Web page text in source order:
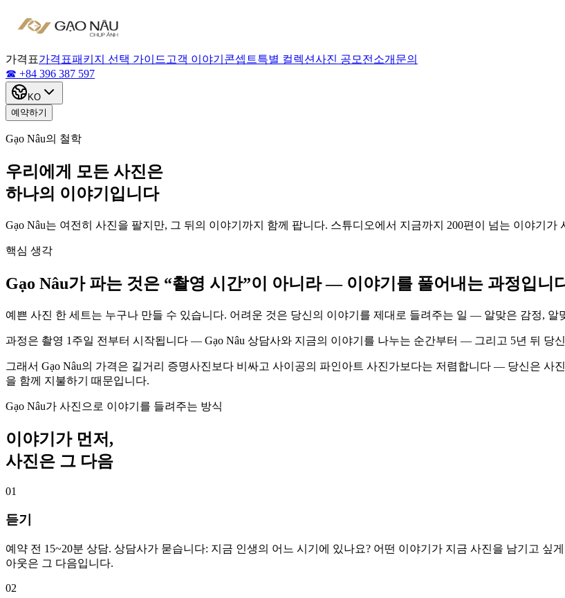
가격표가격표패키지 선택 가이드 고객 이야기 콘셉트특별 컬렉션사진 공모전 소개 문의
☎ +84 396 387 597
KO
예약하기
Gạo Nâu의 철학
우리에게 모든 사진은
하나의 이야기입니다
Gạo Nâu는 여전히 사진을 팔지만, 그 뒤의 이야기까지 함께 팝니다. 스튜디오에서 지금까지 200편이 넘는 이야기
핵심 생각
Gạo Nâu가 파는 것은 “촬영 시간”이 아니라 — 이야기를 풀어내는 과정입니
예쁜 사진 한 세트는 누구나 만들 수 있습니다. 어려운 것은 당신의 이야기를 제대로 들려주는 일 — 알맞은 감정,
과정은 촬영 1주일 전부터 시작됩니다 — Gạo Nâu 상담사와 지금의 이야기를 나누는 순간부터 — 그리고 5년 뒤 당
그래서 Gạo Nâu의 가격은 길거리 증명사진보다 비싸고 사이공의 파인아트 사진가보다는 저렴합니다 — 당신은 사
을 함께 지불하기 때문입니다.
Gạo Nâu가 사진으로 이야기를 들려주는 방식
이야기가 먼저,
사진은 그 다음
01
듣기
예약 전 15~20분 상담. 상담사가 묻습니다: 지금 인생의 어느 시기에 있나요? 어떤 이야기가 지금 사진을 남기고 싶
아웃은 그 다음입니다.
02